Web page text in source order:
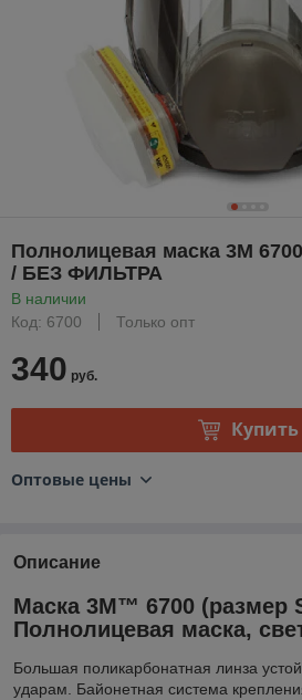
Полнолицевая маска 3M
/ БЕЗ ФИЛЬТРА
В наличии
Код: 6700
Только опт
340 руб.
Купить
Оптовые цены
Описание
Маска 3M™ 6700 (размер
Полнолицевая маска,
Большая поликарбонатная линза
ударам. Байонетная система